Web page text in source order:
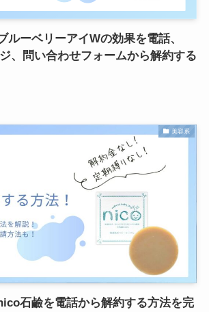
ルーベリーアイWの効果を電話、
、問い合わせフォームから解約する
美容系
石鹼を電話から解約する方法を完